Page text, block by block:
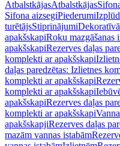
AtbalstkājasAtbalstkājas
Sifona aizsegiPiederumi
turētājsStiprinājumi
apakšskapiRoku mazgāšanas
apakšskapiRezerves daļas
komplekti ar apakšskapi
daļas paredzētas: Izlietnes
komplekti ar apakšskapi
komplekti ar apakšskapi
apakšskapiRezerves daļas
komplekti ar apakšskapi
apakšskapjiRezerves daļas
mazām vannas istabām